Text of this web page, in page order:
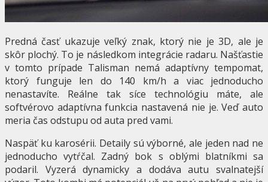
Predná časť ukazuje veľký znak, ktorý nie je 3D, ale je
skôr plochý. To je následkom integrácie radaru. Našťastie
v tomto prípade Talisman nemá adaptívny tempomat,
ktorý funguje len do 140 km/h a viac jednoducho
nenastavíte. Reálne tak síce technológiu máte, ale
softvérovo adaptívna funkcia nastavená nie je. Veď auto
meria čas odstupu od auta pred vami.
Naspäť ku karosérii. Detaily sú výborné, ale jeden nad ne
jednoducho vytŕčal. Zadný bok s oblými blatníkmi sa
podaril. Vyzerá dynamicky a dodáva autu svalnatejší